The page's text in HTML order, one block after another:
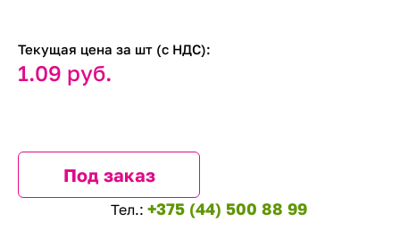
Текущая цена за шт (с НДС):
1.09 руб.
Под заказ
Тел.: +375 (44) 500 88 99